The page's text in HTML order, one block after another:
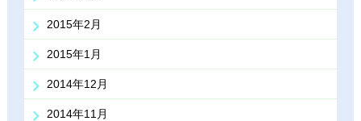
2015年2月
2015年1月
2014年12月
2014年11月